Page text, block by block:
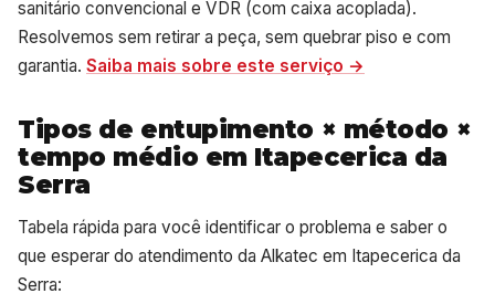
sanitário convencional e VDR (com caixa acoplada).
Resolvemos sem retirar a peça, sem quebrar piso e com
garantia. Saiba mais sobre este serviço →
Tipos de entupimento × método ×
tempo médio em Itapecerica da
Serra
Tabela rápida para você identificar o problema e saber o
que esperar do atendimento da Alkatec em Itapecerica da
Serra: